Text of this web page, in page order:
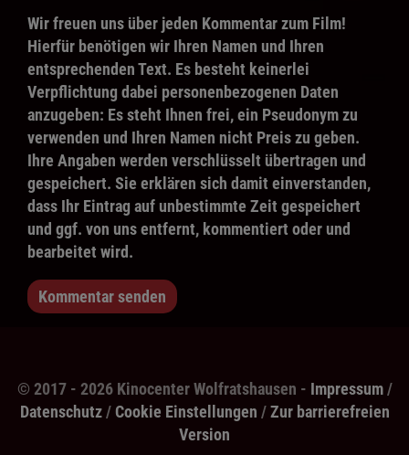
Wir freuen uns über jeden Kommentar zum Film!
Hierfür benötigen wir Ihren Namen und Ihren
entsprechenden Text. Es besteht keinerlei
Verpflichtung dabei personenbezogenen Daten
anzugeben: Es steht Ihnen frei, ein Pseudonym zu
verwenden und Ihren Namen nicht Preis zu geben.
Ihre Angaben werden verschlüsselt übertragen und
gespeichert. Sie erklären sich damit einverstanden,
dass Ihr Eintrag auf unbestimmte Zeit gespeichert
und ggf. von uns entfernt, kommentiert oder und
bearbeitet wird.
Kommentar senden
© 2017 - 2026 Kinocenter Wolfratshausen - Impressum/
Datenschutz/Cookie Einstellungen /Zur barrierefreien
Version